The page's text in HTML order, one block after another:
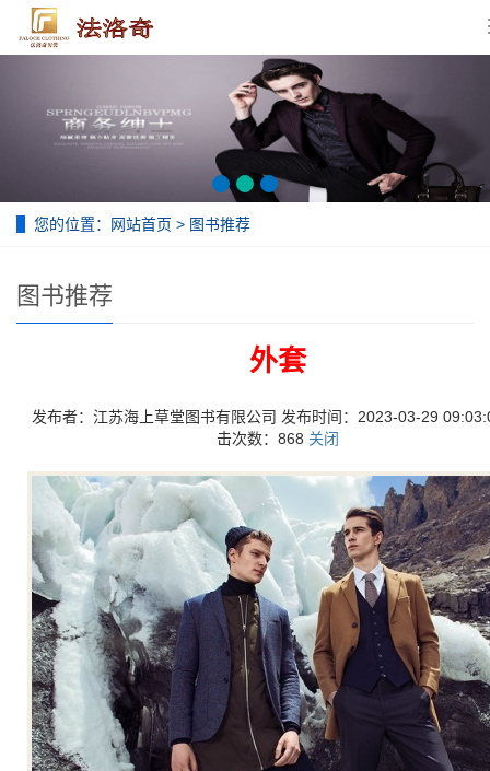
您的位置： 网站首页 > 图书推荐
图书推荐
外套
发布者：江苏海上草堂图书有限公司 发布时间：2023-03-29
击次数：868 关闭